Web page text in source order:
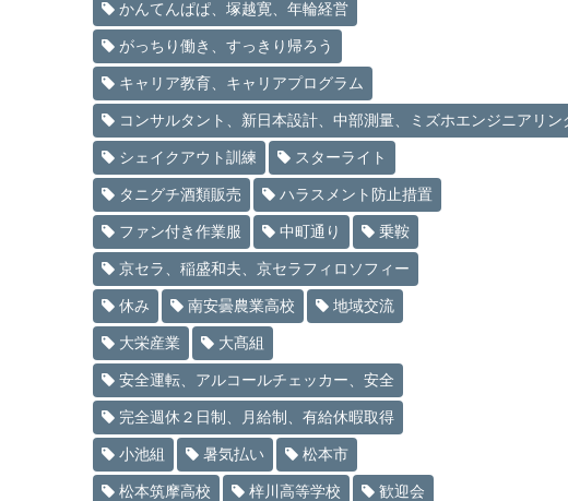
かんてんぱぱ、塚越寛、年輪経営
がっちり働き、すっきり帰ろう
キャリア教育、キャリアプログラム
コンサルタント、新日本設計、中部測量、ミズホエンジニアリン
シェイクアウト訓練 スターライト
タニグチ酒類販売 ハラスメント防止措置
ファン付き作業服 中町通り 乗鞍
京セラ、稲盛和夫、京セラフィロソフィー
休み 南安曇農業高校 地域交流
大栄産業 大髙組
安全運転、アルコールチェッカー、安全
完全週休２日制、月給制、有給休暇取得
小池組 暑気払い 松本市
松本筑摩高校 梓川高等学校 歓迎会